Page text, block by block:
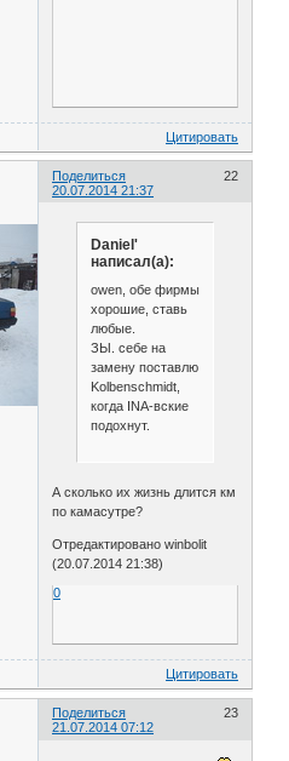
Цитировать
Поделиться
22
20.07.2014 21:37
Daniel'
написал(а):
owen, обе фирмы
хорошие, ставь
любые.
ЗЫ. себе на
замену поставлю
Kolbenschmidt,
когда INA-вские
подохнут.
А сколько их жизнь длится км
по камасутре?
Отредактировано winbolit
(20.07.2014 21:38)
0
Цитировать
Поделиться
23
21.07.2014 07:12